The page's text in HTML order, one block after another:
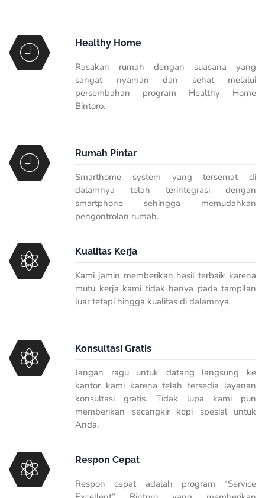
Healthy Home
Rasakan rumah dengan suasana yang
sangat nyaman dan sehat melalui
persembahan program Healthy Home
Bintoro.
Rumah Pintar
Smarthome system yang tersemat di
dalamnya telah terintegrasi dengan
smartphone sehingga memudahkan
pengontrolan rumah.
Kualitas Kerja
Kami jamin memberikan hasil terbaik karena
mutu kerja kami tidak hanya pada tampilan
luar tetapi hingga kualitas di dalamnya.
Konsultasi Gratis
Jangan ragu untuk datang langsung ke
kantor kami karena telah tersedia layanan
konsultasi gratis. Tidak lupa kami pun
memberikan secangkir kopi spesial untuk
Anda.
Respon Cepat
Respon cepat adalah program “Service